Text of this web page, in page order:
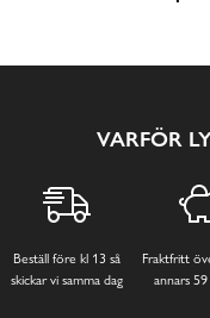
VARFÖR
Beställ före kl 13 så
skickar vi samma dag
Fraktfritt
annars